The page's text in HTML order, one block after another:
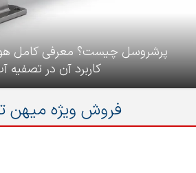
پرشروسل چیست؟ معرفی کامل
کاربرد آن در تصفیه
فروش ویژه میهن